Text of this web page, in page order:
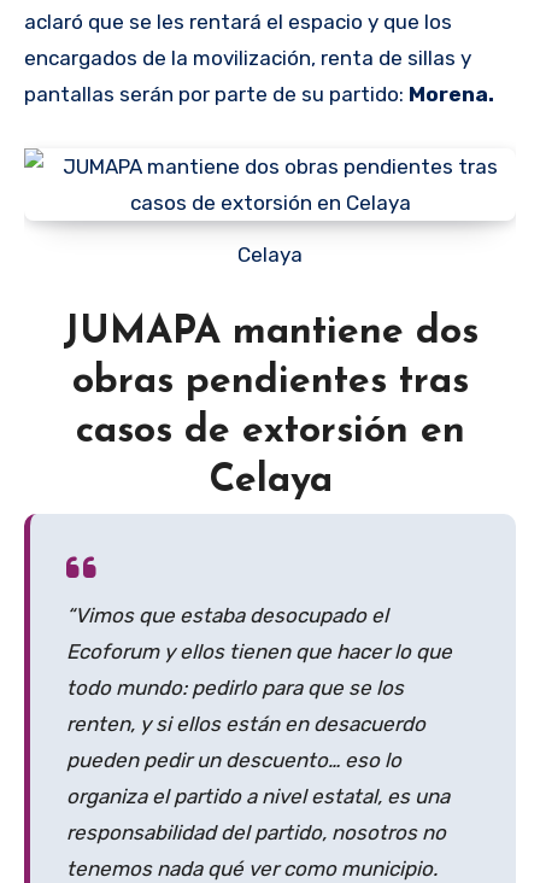
aclaró que se les rentará el espacio y que los
encargados de la movilización, renta de sillas y
pantallas serán por parte de su partido: Morena.
Celaya
JUMAPA mantiene dos
obras pendientes tras
casos de extorsión en
Celaya
“Vimos que estaba desocupado el
Ecoforum y ellos tienen que hacer lo que
todo mundo: pedirlo para que se los
renten, y si ellos están en desacuerdo
pueden pedir un descuento… eso lo
organiza el partido a nivel estatal, es una
responsabilidad del partido, nosotros no
tenemos nada qué ver como municipio.